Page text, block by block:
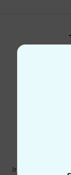
Iratkozz fel a